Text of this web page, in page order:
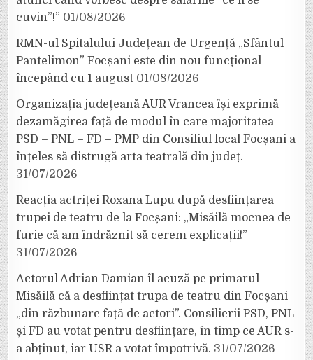
cuvin”!” 01/08/2026
RMN-ul Spitalului Județean de Urgență „Sfântul
Pantelimon” Focșani este din nou funcțional
începând cu 1 august 01/08/2026
Organizația județeană AUR Vrancea își exprimă
dezamăgirea față de modul în care majoritatea
PSD – PNL – FD – PMP din Consiliul local Focșani a
înțeles să distrugă arta teatrală din județ.
31/07/2026
Reacția actriței Roxana Lupu după desființarea
trupei de teatru de la Focșani: „Misăilă mocnea de
furie că am îndrăznit să cerem explicații!”
31/07/2026
Actorul Adrian Damian îl acuză pe primarul
Misăilă că a desființat trupa de teatru din Focșani
„din răzbunare față de actori”. Consilierii PSD, PNL
și FD au votat pentru desființare, în timp ce AUR s-
a abținut, iar USR a votat împotrivă. 31/07/2026